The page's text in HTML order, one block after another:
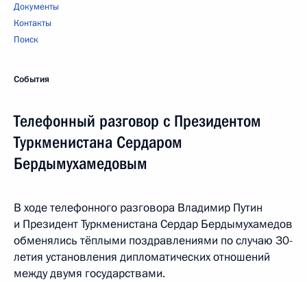
Документы
Контакты
Поиск
События
Телефонный разговор с Президентом
Туркменистана Сердаром
Бердымухамедовым
В ходе телефонного разговора Владимир Путин
и Президент Туркменистана Сердар Бердымухамедов
обменялись тёплыми поздравлениями по случаю 30-
летия установления дипломатических отношений
между двумя государствами.